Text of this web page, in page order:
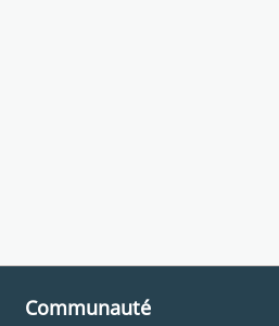
Communauté